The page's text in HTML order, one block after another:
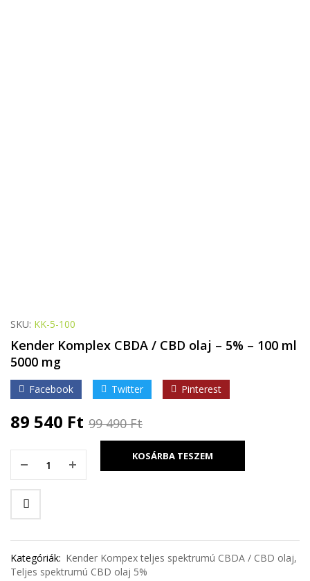
SKU: KK-5-100
Kender Komplex CBDA / CBD olaj – 5% – 100 ml
5000 mg
Facebook Twitter Pinterest
99 490Ft
89 540 Ft
KOSÁRBA TESZEM
Kategóriák: Kender Kompex teljes spektrumú CBDA / CBD olaj,
Teljes spektrumú CBD olaj 5%